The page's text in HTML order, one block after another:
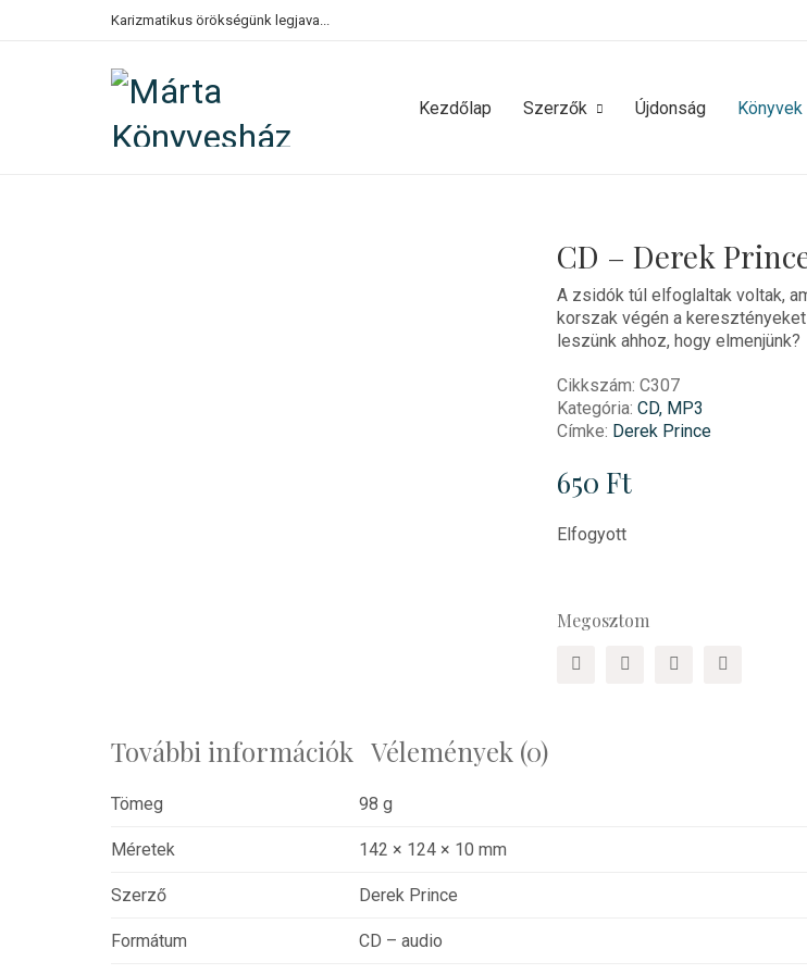
Karizmatikus örökségünk legjava...
Kezdőlap Szerzők Újdonság Könyvek
CD – Derek
A zsidók túl elfoglaltak voltak,
korszak végén a
leszünk ahhoz, hogy elmenjünk?
Cikkszám: C307
Kategória: CD, MP3
Címke: Derek Prince
650 Ft
Elfogyott
Megosztom
További információk Vélemények (0)
Tömeg 98 g
Méretek 142 × 124 × 10 mm
Szerző Derek Prince
Formátum CD – audio